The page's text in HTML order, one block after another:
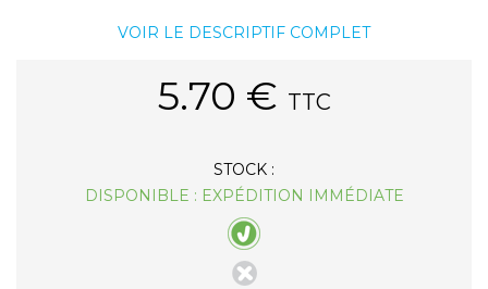
VOIR LE DESCRIPTIF COMPLET
5.70 € TTC
STOCK :
DISPONIBLE : EXPÉDITION IMMÉDIATE